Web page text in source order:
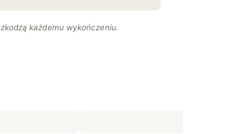
każdemu wykończeniu.